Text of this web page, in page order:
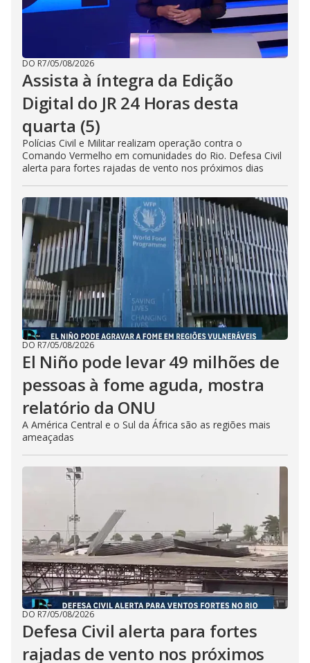
DO R7/05/08/2026
Assista à íntegra da Edição
Digital do JR 24 Horas desta
quarta (5)
Polícias Civil e Militar realizam operação contra o
Comando Vermelho em comunidades do Rio. Defesa Civil
alerta para fortes rajadas de vento nos próximos dias
DO R7/05/08/2026
El Niño pode levar 49 milhões de
pessoas à fome aguda, mostra
relatório da ONU
A América Central e o Sul da África são as regiões mais
ameaçadas
DO R7/05/08/2026
Defesa Civil alerta para fortes
rajadas de vento nos próximos